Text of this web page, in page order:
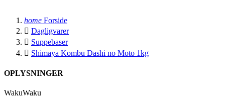
home Forside
 Dagligvarer
 Suppebaser
 Shimaya Kombu Dashi no Moto 1kg
OPLYSNINGER
WakuWaku